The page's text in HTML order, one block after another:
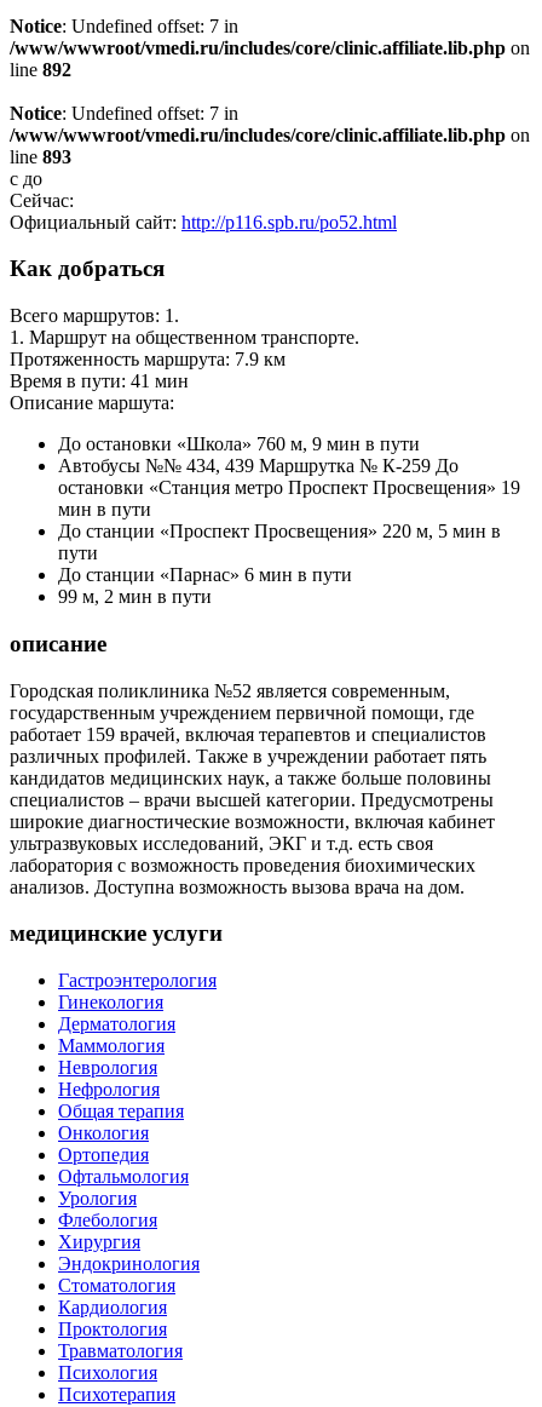
Notice: Undefined offset: 7 in
/www/wwwroot/vmedi.ru/includes/core/clinic.affiliate.lib.php on
line 892
Notice: Undefined offset: 7 in
/www/wwwroot/vmedi.ru/includes/core/clinic.affiliate.lib.php on
line 893
с до
Сейчас:
Официальный сайт: http://p116.spb.ru/po52.html
Как добраться
Всего маршрутов: 1.
1. Маршрут на общественном транспорте.
Протяженность маршрута: 7.9 км
Время в пути: 41 мин
Описание маршута:
До остановки «Школа» 760 м, 9 мин в пути
Автобусы №№ 434, 439 Маршрутка № К-259 До
остановки «Станция метро Проспект Просвещения» 19
мин в пути
До станции «Проспект Просвещения» 220 м, 5 мин в
пути
До станции «Парнас» 6 мин в пути
99 м, 2 мин в пути
описание
Городская поликлиника №52 является современным,
государственным учреждением первичной помощи, где
работает 159 врачей, включая терапевтов и специалистов
различных профилей. Также в учреждении работает пять
кандидатов медицинских наук, а также больше половины
специалистов – врачи высшей категории. Предусмотрены
широкие диагностические возможности, включая кабинет
ультразвуковых исследований, ЭКГ и т.д. есть своя
лаборатория с возможность проведения биохимических
анализов. Доступна возможность вызова врача на дом.
медицинские услуги
Гастроэнтерология
Гинекология
Дерматология
Маммология
Неврология
Нефрология
Общая терапия
Онкология
Ортопедия
Офтальмология
Урология
Флебология
Хирургия
Эндокринология
Стоматология
Кардиология
Проктология
Травматология
Психология
Психотерапия